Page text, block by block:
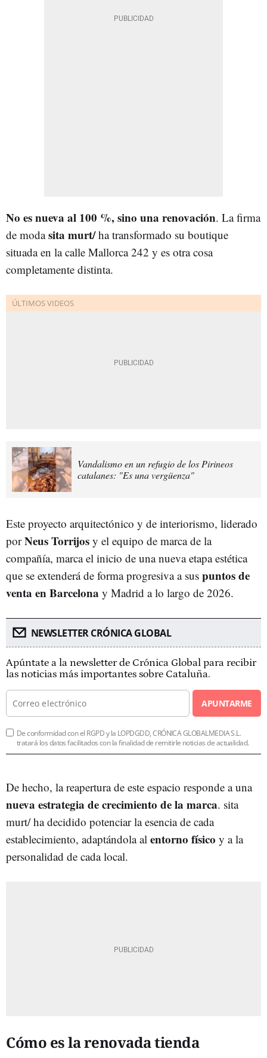
No es nueva al 100 %, sino una renovación. La firma
de modasita murt/ha transformado su boutique
situada en la calle Mallorca 242 y es otra cosa
completamente distinta.
Vandalismo en un refugio de los Pirineos
catalanes: "Es una vergüenza"
Este proyecto arquitectónico y de interiorismo, liderado
porNeus Torrijos y el equipo de marca de la
compañía, marca el inicio de una nueva etapa estética
que se extenderá de forma progresiva a sus puntos de
venta en Barcelona y Madrid a lo largo de 2026.
NEWSLETTER CRÓNICA GLOBAL
Apúntate a la newsletter de Crónica Global para recibir
las noticias más importantes sobre Cataluña.
APUNTARME
De conformidad con el RGPD y la LOPDGDD, CRÓNICA GLOBALMEDIA S.L.
tratará los datos facilitados con la finalidad de remitirle noticias de actualidad.
De hecho, la reapertura de este espacio responde a una
nueva estrategia de crecimiento de la marca. sita
murt/ ha decidido potenciar la esencia de cada
establecimiento, adaptándola al entorno físico y a la
personalidad de cada local.
Cómo es la renovada tienda